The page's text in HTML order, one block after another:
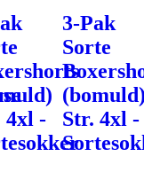
4xl -
3-Pak
Sorte
Str. 4xl -